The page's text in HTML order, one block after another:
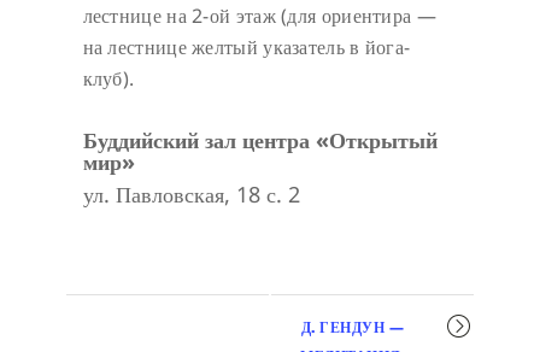
лестнице на 2-ой этаж (для ориентира —
на лестнице желтый указатель в йога-
клуб).
Буддийский зал центра «Открытый
мир»
ул. Павловская, 18 с. 2
МероприятиеД. ГЕНДУН —